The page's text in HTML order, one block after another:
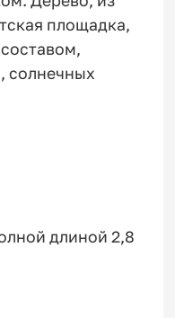
площадка,
солнечных
длиной 2,8